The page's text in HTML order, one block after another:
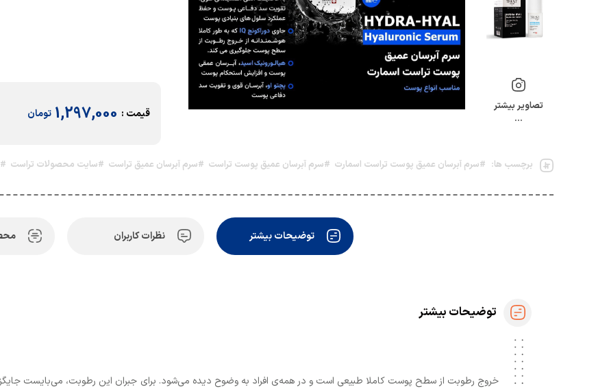
تصاویر بیشتر
…
قیمت : 1,297,000 تومان
برچسب ها: #سرم آبرسان عمیق پوست تراست اسمارت #سرم آبرسان عمیق پوست تراست #سرم آبرسان عمیق تراست #سایت محصولات تراست
توضیحات بیشتر نظرات کاربران
توضیحات بیشتر
خروج رطوبت از سطح پوست کاملا طبیعی است و در همه‌ی افراد به وضوح دیده می‌شود. برای جبران این رطوبت، می‌بایست